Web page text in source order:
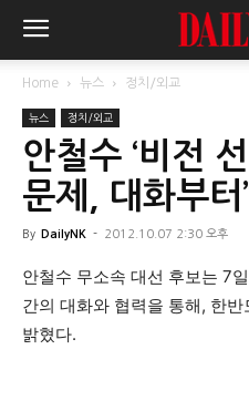
Home 뉴스 정치/외교
뉴스 정치/외교
안철수 ‘비전
문제, 대화부터
By DailyNK - 2012.10.07 2:30 오후
안철수 무소속 대선 후보는 7
간의 대화와 협력을 통해, 한
밝혔다.